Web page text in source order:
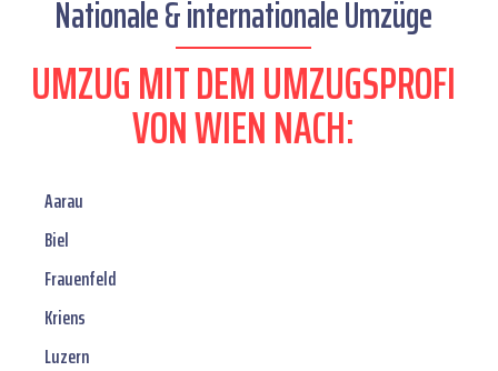
Nationale & internationale Umzüge
UMZUG MIT DEM UMZUGSPROFI
VON WIEN NACH:
Aarau
Biel
Frauenfeld
Kriens
Luzern